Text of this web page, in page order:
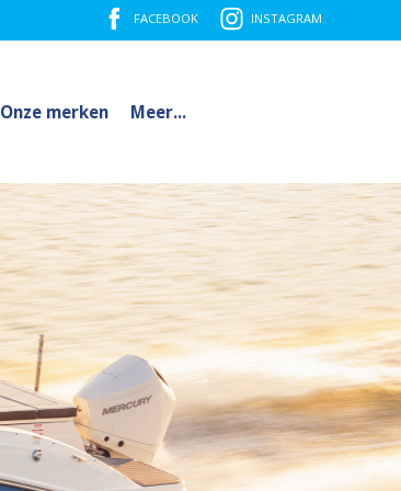
FACEBOOK INSTAGRAM
Onze merken Meer...